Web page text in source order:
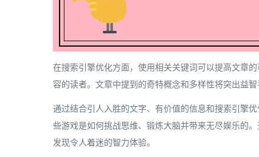
在搜索引擎优化方面，使用相关关键词可以提高文章
容的读者。文章中提到的奇特概念和多样性将突出益
通过结合引人入胜的文字、有价值的信息和搜索引擎
些游戏是如何挑战思维、锻炼大脑并带来无尽娱乐的
发现令人着迷的智力体验。